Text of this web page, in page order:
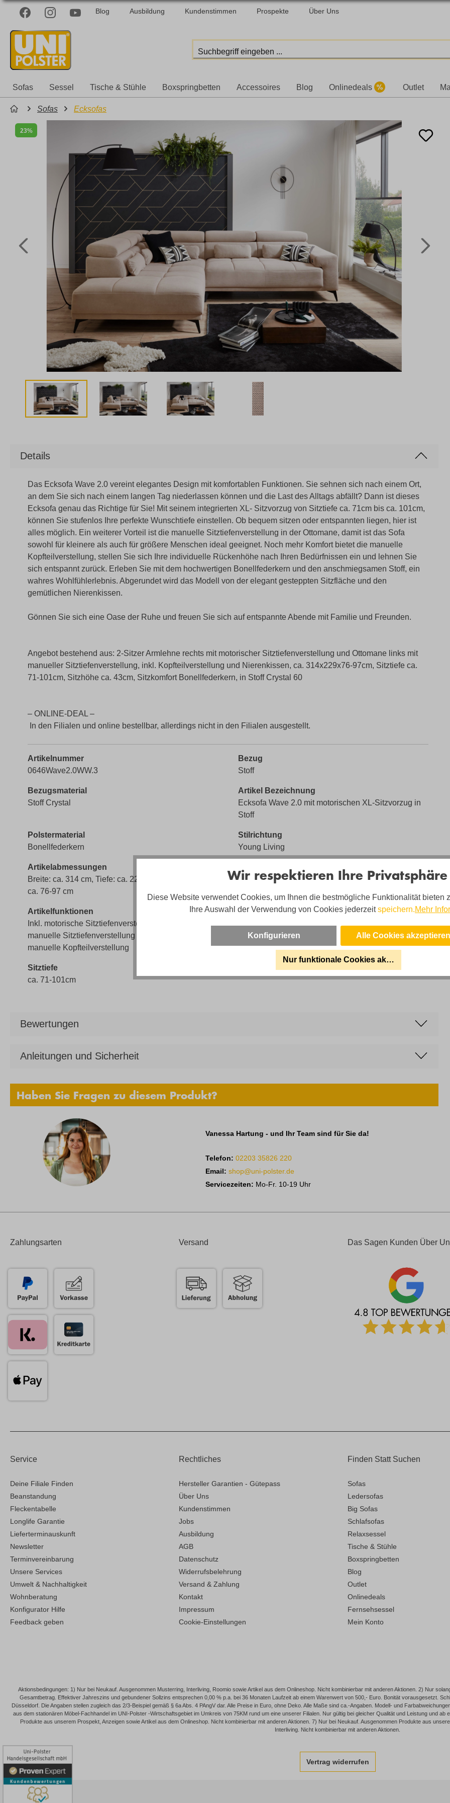
Blog Ausbildung Kundenstimmen Prospekte Über Uns
Sofas Sessel Tische & Stühle Boxspringbetten Accessoires Blog Onlinedeals Outlet
Sofas Ecksofas
23%
Details
Das Ecksofa Wave 2.0 vereint elegantes Design mit komfortablen Funktionen. Sie sehnen sich nach einem Ort,
an dem Sie sich nach einem langen Tag niederlassen können und die Last des Alltags abfällt? Dann ist dieses
Ecksofa genau das Richtige für Sie! Mit seinem integrierten XL- Sitzvorzug von Sitztiefe ca. 71cm bis ca. 101cm,
können Sie stufenlos Ihre perfekte Wunschtiefe einstellen. Ob bequem sitzen oder entspannten liegen, hier ist
alles möglich. Ein weiterer Vorteil ist die manuelle Sitztiefenverstellung in der Ottomane, damit ist das Sofa
sowohl für kleinere als auch für größere Menschen ideal geeignet. Noch mehr Komfort bietet die manuelle
Kopfteilverstellung, stellen Sie sich Ihre individuelle Rückenhöhe nach Ihren Bedürfnissen ein und lehnen Sie
sich entspannt zurück. Erleben Sie mit dem hochwertigen Bonellfederkern und den anschmiegsamen Stoff, ein
wahres Wohlfühlerlebnis. Abgerundet wird das Modell von der elegant gesteppten Sitzfläche und den
gemütlichen Nierenkissen.
Gönnen Sie sich eine Oase der Ruhe und freuen Sie sich auf entspannte Abende mit Familie und Freunden.
Angebot bestehend aus: 2-Sitzer Armlehne rechts mit motorischer Sitztiefenverstellung und Ottomane links mit
manueller Sitztiefenverstellung, inkl. Kopfteilverstellung und Nierenkissen, ca. 314x229x76-97cm, Sitztiefe ca.
71-101cm, Sitzhöhe ca. 43cm, Sitzkomfort Bonellfederkern, in Stoff Crystal 60
– ONLINE-DEAL –
In den Filialen und online bestellbar, allerdings nicht in den Filialen ausgestellt.
Artikelnummer
0646Wave2.0WW.3
Bezug
Stoff
Bezugsmaterial
Stoff Crystal
Artikel Bezeichnung
Ecksofa Wave 2.0 mit motorischen XL-Sitzvorzug in
Stoff
Polstermaterial
Bonellfederkern
Stilrichtung
Young Living
Artikelabmessungen
Breite: ca. 314 cm, Tiefe: ca. 229 cm, Gesamthöhe:
ca. 76-97 cm
ca. 43cm
Artikelfunktionen
Inkl. motorische Sitztiefenverstellung im 2-Sitzer,
manuelle Sitztiefenverstellung in der Ottomane,
manuelle Kopfteilverstellung
Marke
Sitztiefe
ca. 71-101cm
Bewertungen
Anleitungen und Sicherheit
Haben Sie Fragen zu diesem Produkt?
Vanessa Hartung - und Ihr Team sind für Sie da!
Telefon: 02203 35826 220
Email:shop@uni-polster.de
Servicezeiten: Mo-Fr. 10-19 Uhr
Zahlungsarten Versand Das Sagen Kunden Über
Service
Deine Filiale Finden
Beanstandung
Fleckentabelle
Longlife Garantie
Lieferterminauskunft
Newsletter
Terminvereinbarung
Unsere Services
Umwelt & Nachhaltigkeit
Wohnberatung
Konfigurator Hilfe
Feedback geben
Rechtliches
Hersteller Garantien - Gütepass
Über Uns
Kundenstimmen
Jobs
Ausbildung
AGB
Datenschutz
Widerrufsbelehrung
Versand & Zahlung
Kontakt
Impressum
Cookie-Einstellungen
Finden Statt Suchen
Sofas
Ledersofas
Big Sofas
Schlafsofas
Relaxsessel
Tische & Stühle
Boxspringbetten
Blog
Outlet
Onlinedeals
Fernsehsessel
Mein Konto
Aktionsbedingungen: 1) Nur bei Neukauf. Ausgenommen Musterring, Interliving, Roomio sowie Artikel aus dem Onlineshop. Nicht kombinierbar mit anderen Aktionen. 2) Nur
Gesamtbetrag. Effektiver Jahreszins und gebundener Sollzins entsprechen 0,00 % p.a. bei 36 Monaten Laufzeit ab einem Warenwert von 500,- Euro. Bonität vorausgesetzt.
Düsseldorf. Die Angaben stellen zugleich das 2/3-Beispiel gemäß § 6a Abs. 4 PAngV dar. Alle Preise in Euro, ohne Deko. Alle Maße sind ca.-Angaben. Modell- und
aus dem stationären Möbel-Fachhandel im UNI-Polster -Wirtschaftsgebiet im Umkreis von 75KM rund um eine unserer Filialen. Nur gültig bei gleicher Qualität und Leistung und
Produkte aus unserem Prospekt, Anzeigen sowie Artikel aus dem Onlineshop. Nicht kombinierbar mit anderen Aktionen. 7) Nur bei Neukauf. Ausgenommen Produkte aus
Interliving. Nicht kombinierbar mit anderen Aktionen.
Vertrag widerrufen
Wir respektieren Ihre Privatsphäre
Diese Website verwendet Cookies, um Ihnen die bestmögliche Funktionalität bieten
Ihre Auswahl der Verwendung von Cookies jederzeitspeichern.Mehr
Konfigurieren Alle Cookies akzeptieren
Nur funktionale Cookies akzeptieren